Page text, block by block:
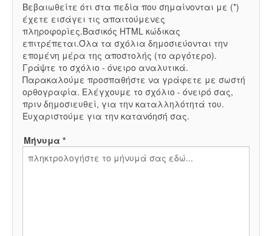
Βεβαιωθείτε ότι στα πεδία που σημαίνονται με (*)
έχετε εισάγει τις απαιτούμενες
πληροφορίες.Βασικός HTML κώδικας
επιτρέπεται.Όλα τα σχόλια δημοσιεύονται την
επομένη μέρα της αποστολής (το αργότερο).
Γράψτε το σχόλιο - όνειρο αναλυτικά.
Παρακαλούμε προσπαθήστε να γράφετε με σωστή
ορθογραφία. Ελέγχουμε το σχόλιο - όνειρό σας,
πριν δημοσιευθεί, για την καταλληλότητά του.
Ευχαριστούμε για την κατανόησή σας.
Μήνυμα *